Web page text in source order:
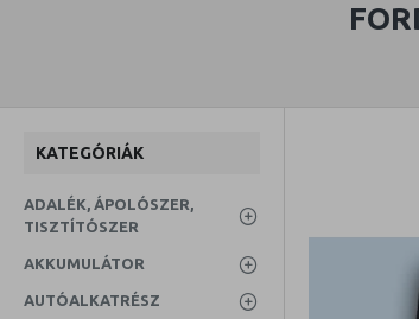
KATEGÓRIÁK
ADALÉK, ÁPOLÓSZER,
TISZTÍTÓSZER
AKKUMULÁTOR
AUTÓALKATRÉSZ